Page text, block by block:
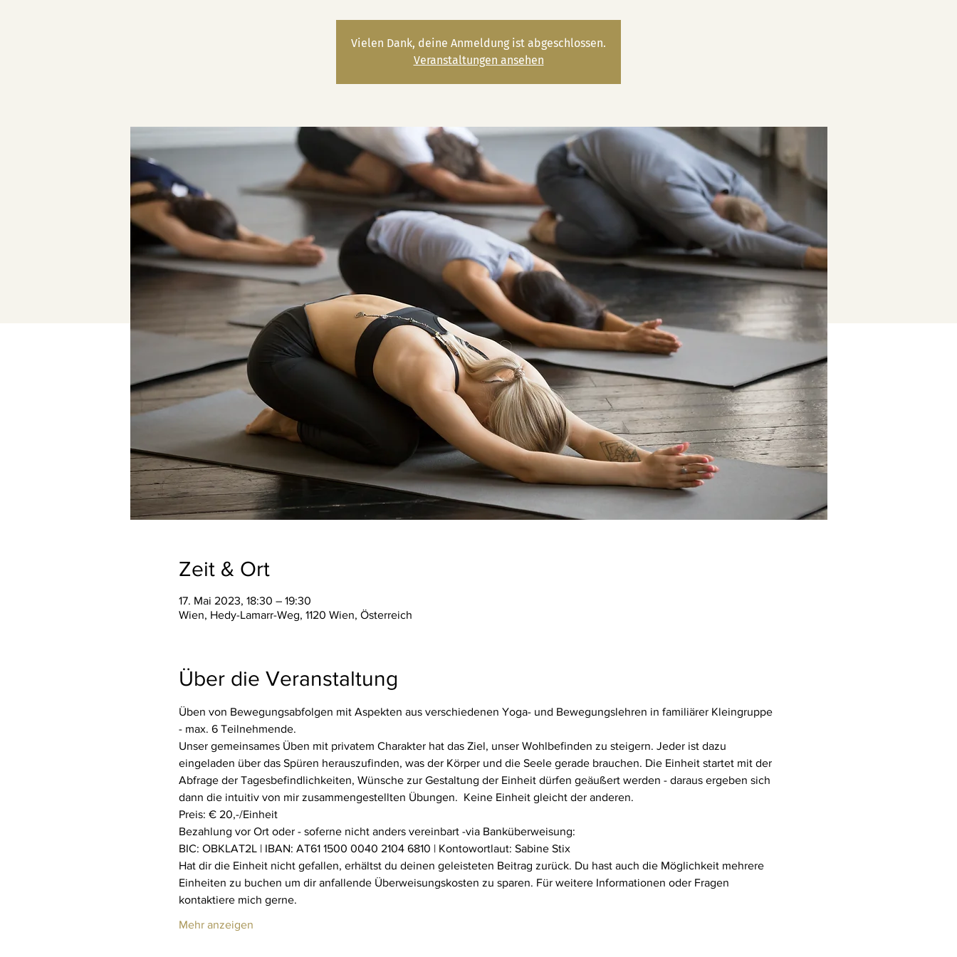
Vielen Dank, deine Anmeldung ist abgeschlossen.
Veranstaltungen ansehen
Zeit & Ort
17. Mai 2023, 18:30 – 19:30
Wien, Hedy-Lamarr-Weg, 1120 Wien, Österreich
Über die Veranstaltung
Üben von Bewegungsabfolgen mit Aspekten aus verschiedenen Yoga- und Bewegungslehren in familiärer Kleingruppe
- max. 6 Teilnehmende.
Unser gemeinsames Üben mit privatem Charakter hat das Ziel, unser Wohlbefinden zu steigern. Jeder ist dazu
eingeladen über das Spüren herauszufinden, was der Körper und die Seele gerade brauchen. Die Einheit startet mit der
Abfrage der Tagesbefindlichkeiten, Wünsche zur Gestaltung der Einheit dürfen geäußert werden - daraus ergeben sich
dann die intuitiv von mir zusammengestellten Übungen.  Keine Einheit gleicht der anderen.
Preis: € 20,-/Einheit
Bezahlung vor Ort oder - soferne nicht anders vereinbart -via Banküberweisung:
BIC: OBKLAT2L | IBAN: AT61 1500 0040 2104 6810 | Kontowortlaut: Sabine Stix
Hat dir die Einheit nicht gefallen, erhältst du deinen geleisteten Beitrag zurück. Du hast auch die Möglichkeit mehrere
Einheiten zu buchen um dir anfallende Überweisungskosten zu sparen. Für weitere Informationen oder Fragen
kontaktiere mich gerne.
Mehr anzeigen